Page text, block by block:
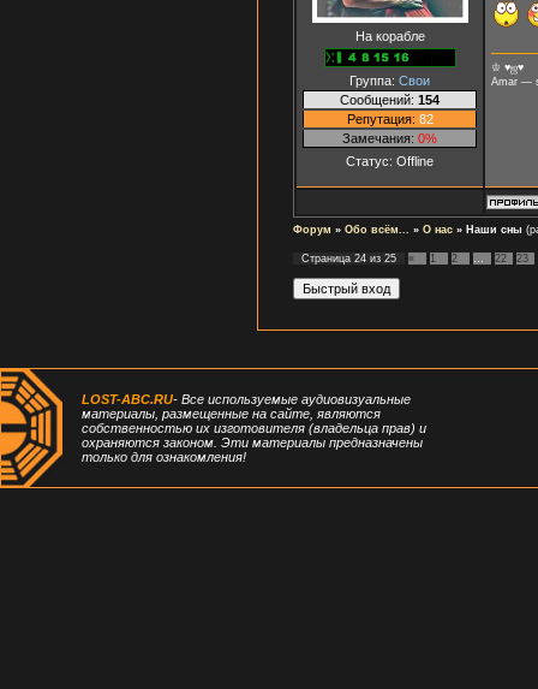
На корабле
Группа: Свои
Сообщений: 154
Репутация: 82
Замечания: 0%
Статус: Offline
♔ ♥ஜ♥
Amar —
Форум » Обо всём... » О нас » Наши сны
Страница 24 из 25 « 1 2 22 23
LOST-ABC.RU- Все используемые аудиовизуальные
материалы, размещенные на сайте, являются
собственностью их изготовителя (владельца прав) и
охраняются законом. Эти материалы предназначены
только для ознакомления!